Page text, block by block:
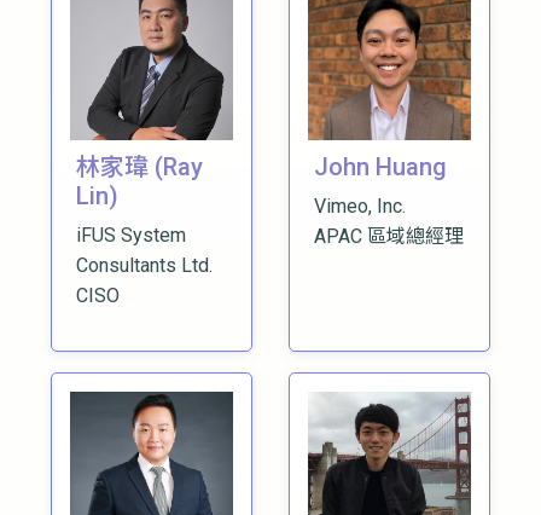
林家瑋 (Ray
Lin)
iFUS System
Consultants Ltd.
CISO
John Huang
Vimeo, Inc.
APAC 區域總經理